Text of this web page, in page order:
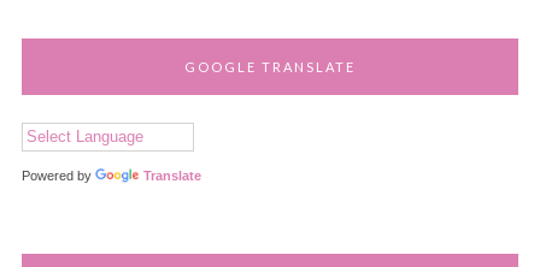
GOOGLE TRANSLATE
Powered by Translate